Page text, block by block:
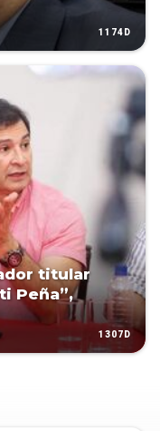
1174D
titular
Peña”,
1307D